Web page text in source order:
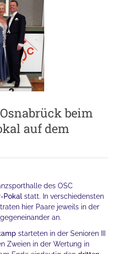
beim
auf dem
des OSC
Pokal statt. In verschiedensten
hier Paare jeweils in der
an.
starteten in der Senioren III
Zweien in der Wertung in